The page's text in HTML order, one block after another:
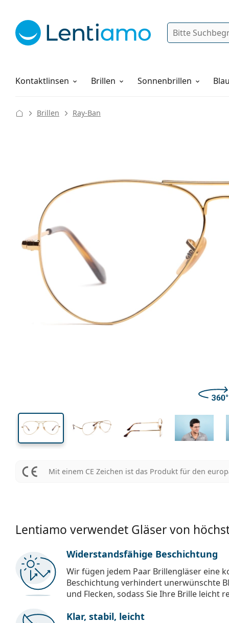
Suche
Kontaktlinsen
Pflegemittel Brillen Sonnenbrillen
Alles über den Einkauf
Brillen Ray-Ban
Mit einem CE Zeichen ist das Produkt für den
Lentiamo verwendet Gläser von
Widerstandsfähige Beschichtung
Wir fügen jedem Paar Brillengläser eine
Beschichtung verhindert unerwünschte
und Flecken, sodass Sie Ihre Brille leicht
Klar, stabil, leicht